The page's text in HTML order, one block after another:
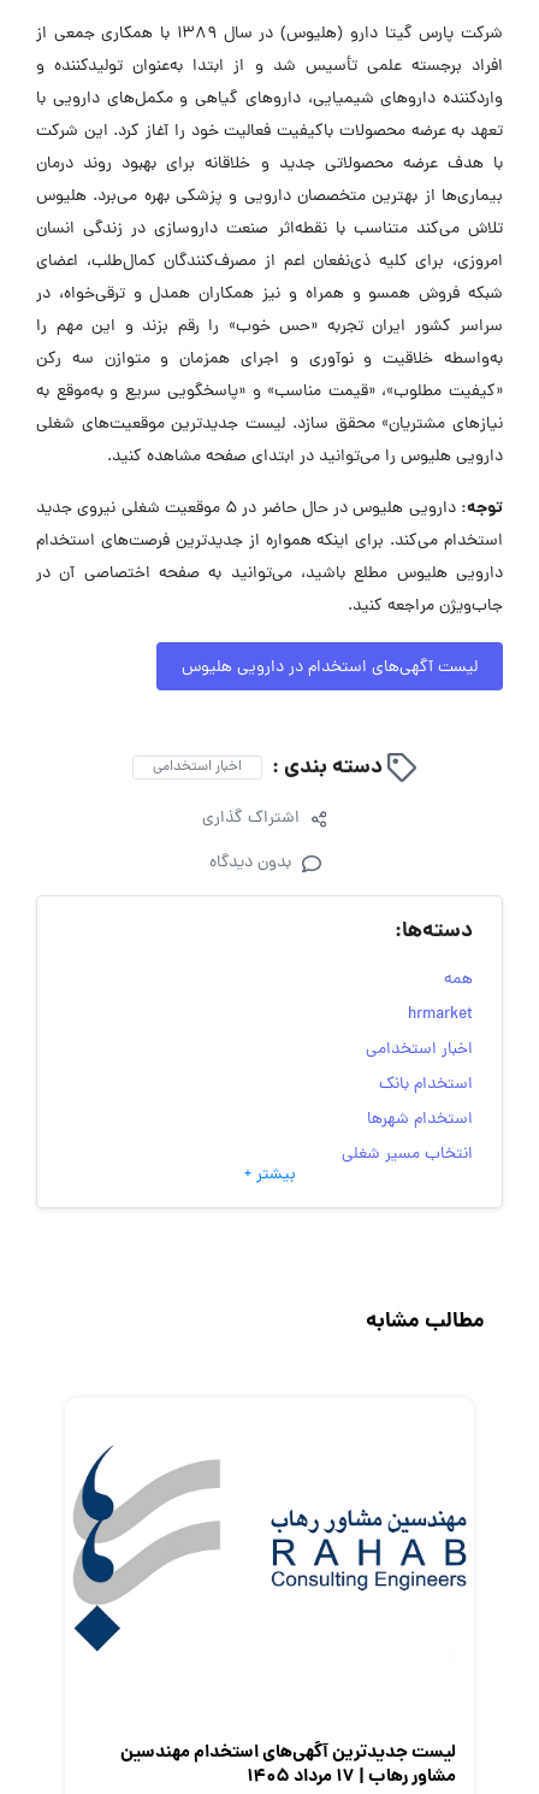
شرکت پارس گیتا دارو (هلیوس) در سال ۱۳۸۹ با همکاری جمعی از
افراد برجسته علمی تأسیس شد و از ابتدا به‌عنوان تولیدکننده و
واردکننده داروهای شیمیایی، داروهای گیاهی و مکمل‌های دارویی با
تعهد به عرضه محصولات باکیفیت فعالیت خود را آغاز کرد. این شرکت
با هدف عرضه محصولاتی جدید و خلاقانه برای بهبود روند درمان
بیماری‌ها از بهترین متخصصان دارویی و پزشکی بهره می‌برد. هلیوس
تلاش می‌کند متناسب با نقطه‌اثر صنعت داروسازی در زندگی انسان
امروزی، برای کلیه ذی‌نفعان اعم از مصرف‌کنندگان کمال‌طلب، اعضای
شبکه فروش همسو و همراه و نیز همکاران همدل و ترقی‌خواه، در
سراسر کشور ایران تجربه «حس خوب» را رقم بزند و این مهم را
به‌واسطه خلاقیت و نوآوری و اجرای همزمان و متوازن سه رکن
«کیفیت مطلوب»، «قیمت مناسب» و «پاسخگویی سریع و به‌موقع به
نیازهای مشتریان» محقق سازد. لیست جدیدترین موقعیت‌های شغلی
دارویی هلیوس را می‌توانید در ابتدای صفحه مشاهده کنید.
توجه:
دارویی هلیوس در حال حاضر در ۵ موقعیت شغلی نیروی جدید
استخدام می‌کند. برای اینکه همواره از جدیدترین فرصت‌های استخدام
دارویی هلیوس مطلع باشید، می‌توانید به صفحه اختصاصی آن در
جاب‌ویژن مراجعه کنید.
لیست آگهی‌های استخدام در دارویی هلیوس
دسته بندی : اخبار استخدامی
اشتراک گذاری
بدون دیدگاه
دسته‌ها:
همه
hrmarket
اخبار استخدامی
استخدام بانک
استخدام شهرها
انتخاب مسیر شغلی
به‌روزرسانی‌های سایت (کارجویی)
رزومه
گزارش‌های آماری
مصاحبه شغلی
معرفی شرکت ها
بیشتر +
مطالب مشابه
لیست جدیدترین آگهی‌های استخدام مهندسین
مشاور رهاب | ۱۷ مرداد ۱۴۰۵